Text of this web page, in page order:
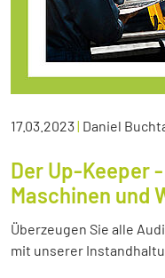
17.03.2023| Daniel
Der Up-Keeper
Maschinen und
Überzeugen Sie alle
mit unserer